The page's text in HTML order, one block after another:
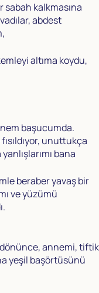
kalkmasına
abdest
altıma koydu,
başucumda.
unuttukça
bana
beraber yavaş bir
ve yüzümü
annemi, tiftik
yeşil başörtüsünü